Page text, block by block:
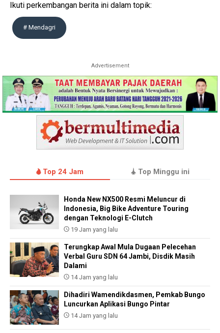
Ikuti perkembangan berita ini dalam topik:
# Mendagri
Advertisement
Top 24 Jam Top Minggu ini
Honda New NX500 Resmi Meluncur di
Indonesia, Big Bike Adventure Touring
dengan Teknologi E-Clutch
19 Jam yang lalu
Terungkap Awal Mula Dugaan Pelecehan
Verbal Guru SDN 64 Jambi, Disdik Masih
Dalami
14 Jam yang lalu
Dihadiri Wamendikdasmen, Pemkab Bungo
Luncurkan Aplikasi Bungo Pintar
14 Jam yang lalu